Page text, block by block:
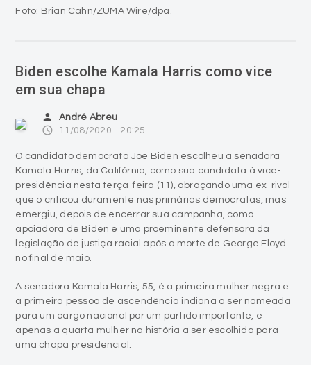
Foto: Brian Cahn/ZUMA Wire/dpa.
Biden escolhe Kamala Harris como vice
em sua chapa
person André Abreu
access_time 11/08/2020 - 20:25
O candidato democrata Joe Biden escolheu a senadora
Kamala Harris, da Califórnia, como sua candidata à vice-
presidência nesta terça-feira (11), abraçando uma ex-rival
que o criticou duramente nas primárias democratas, mas
emergiu, depois de encerrar sua campanha, como
apoiadora de Biden e uma proeminente defensora da
legislação de justiça racial após a morte de George Floyd
no final de maio.
A senadora Kamala Harris, 55, é a primeira mulher negra e
a primeira pessoa de ascendência indiana a ser nomeada
para um cargo nacional por um partido importante, e
apenas a quarta mulher na história a ser escolhida para
uma chapa presidencial.